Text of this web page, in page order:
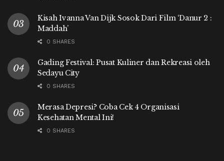
Kisah Ivanna Van Dijk Sosok Dari Film ‘Danur 2 :
Maddah’
0 SHARES
Gading Festival: Pusat Kuliner dan Rekreasi oleh
Sedayu City
0 SHARES
Merasa Depresi? Coba Cek 4 Organisasi
Kesehatan Mental Ini!
0 SHARES